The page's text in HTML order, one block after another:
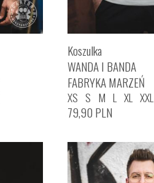
Koszulka
WANDA I BANDA
FABRYKA MARZEŃ
XS S M L XL XXL
79,90 PLN